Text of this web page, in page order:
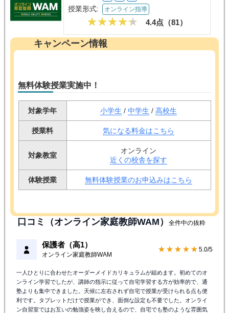
授業形式: オンライン指導
4.4点（81）
キャンペーン情報
無料体験授業実施中！
対象学年 小学生 / 中学生 / 高校生
授業料 気になる料金はこちら
対象教室
オンライン
近くの校舎を探す
体験授業 無料体験授業のお申込みはこちら
口コミ（オンライン家庭教師WAM） 全件中の抜粋
保護者（高1）
オンライン家庭教師WAM
★★★★★ 5.0/5
一人ひとりに合わせたオーダーメイドカリキュラムが組めます。初めてのオ
ンライン学習でしたが、講師の指示に従って自宅学習する方が効率的で、通
塾よりも集中できました。天候に左右されず自宅で授業が受けられる点も便
利です。タブレットだけで授業ができ、面倒な設定も不要でした。オンライ
ン自習室ではお互いの勉強姿を映し合えるので、自宅でも塾のような雰囲気